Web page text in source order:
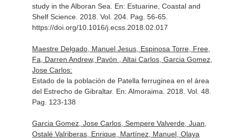
study in the Alboran Sea. En: Estuarine, Coastal and
Shelf Science. 2018. Vol. 204. Pag. 56-65.
https://doi.org/10.1016/j.ecss.2018.02.017
Maestre Delgado, Manuel Jesus, Espinosa Torre, Free,
Fa, Darren Andrew, Pavón , Altai Carlos, Garcia Gomez,
Jose Carlos:
Estado de la población de Patella ferruginea en el área
del Estrecho de Gibraltar. En: Almoraima . 2018. Vol. 48.
Pag. 123-138
Garcia Gomez, Jose Carlos, Sempere Valverde, Juan,
Ostalé Valriberas, Enrique, Martínez, Manuel, Olaya